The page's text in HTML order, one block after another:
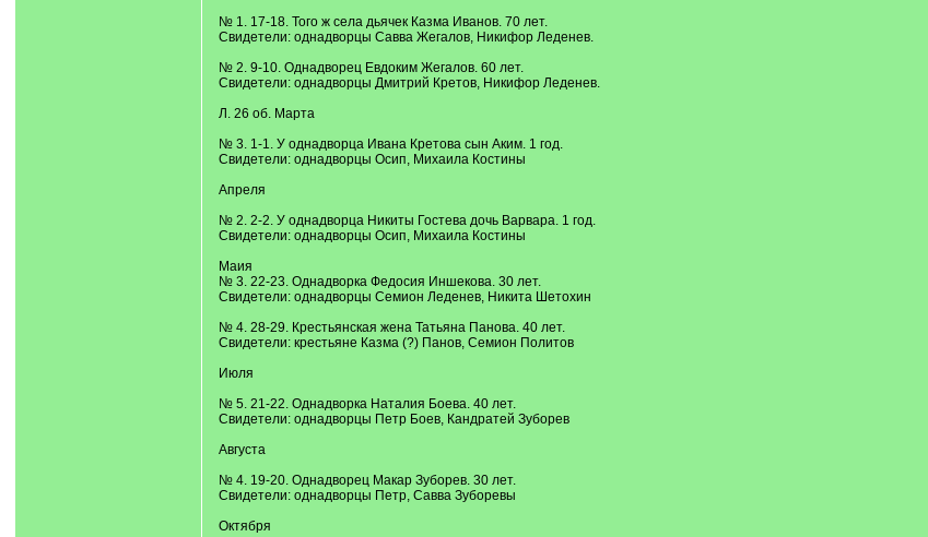
№ 1. 17-18. Того ж села дьячек Казма Иванов. 70 лет.
Свидетели: однадворцы Савва Жегалов, Никифор Леденев.
№ 2. 9-10. Однадворец Евдоким Жегалов. 60 лет.
Свидетели: однадворцы Дмитрий Кретов, Никифор Леденев.
Л. 26 об. Марта
№ 3. 1-1. У однадворца Ивана Кретова сын Аким. 1 год.
Свидетели: однадворцы Осип, Михаила Костины
Апреля
№ 2. 2-2. У однадворца Никиты Гостева дочь Варвара. 1 год.
Свидетели: однадворцы Осип, Михаила Костины
Маия
№ 3. 22-23. Однадворка Федосия Иншекова. 30 лет.
Свидетели: однадворцы Семион Леденев, Никита Шетохин
№ 4. 28-29. Крестьянская жена Татьяна Панова. 40 лет.
Свидетели: крестьяне Казма (?) Панов, Семион Политов
Июля
№ 5. 21-22. Однадворка Наталия Боева. 40 лет.
Свидетели: однадворцы Петр Боев, Кандратей Зуборев
Августа
№ 4. 19-20. Однадворец Макар Зуборев. 30 лет.
Свидетели: однадворцы Петр, Савва Зуборевы
Октября